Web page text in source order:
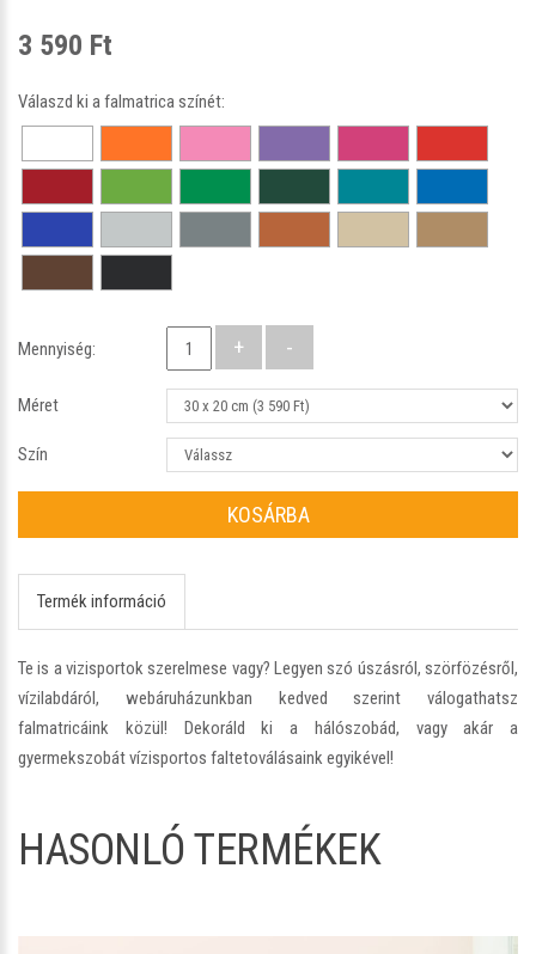
3 590 Ft
Válaszd ki a falmatrica színét:
Mennyiség:
Méret
Szín
KOSÁRBA
Termék információ
Te is a vizisportok szerelmese vagy? Legyen szó úszásról, szörfözésről,
vízilabdáról, webáruházunkban kedved szerint válogathatsz
falmatricáink közül! Dekoráld ki a hálószobád, vagy akár a
gyermekszobát vízisportos faltetoválásaink egyikével!
HASONLÓ TERMÉKEK